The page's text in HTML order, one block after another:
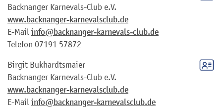
Backnanger Karnevals-Club e.V.
www.backnanger-karnevalsclub.de
E-Mail info@backnanger-karnevals-club.de
Telefon 07191 57872
Birgit Bukhardtsmaier
Backnanger Karnevals-Club e.V.
www.backnanger-karnevalsclub.de
E-Mail info@backnanger-karnevalsclub.de